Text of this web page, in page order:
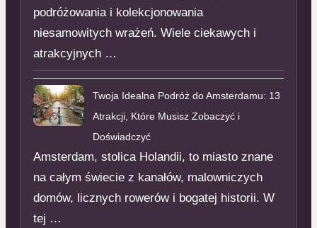
podróżowania i kolekcjonowania
niesamowitych wrażeń. Wiele ciekawych i
atrakcyjnych …
Twoja Idealna Podróż do Amsterdamu: 13
Atrakcji, Które Musisz Zobaczyć i
Doświadczyć
Amsterdam, stolica Holandii, to miasto znane
na całym świecie z kanałów, malowniczych
domów, licznych rowerów i bogatej historii. W
tej …